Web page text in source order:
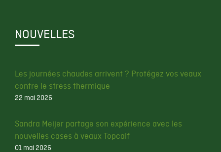
NOUVELLES
Les journées chaudes arrivent ? Protégez vos veaux
contre le stress thermique
22 mai 2026
Sandra Meijer partage son expérience avec les
nouvelles cases à veaux Topcalf
01 mai 2026